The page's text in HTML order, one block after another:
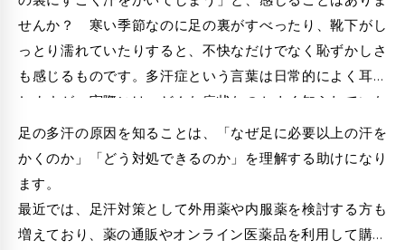
せんか？ 寒い季節なのに足の裏がすべったり、靴下がし
っとり濡れていたりすると、不快なだけでなく恥ずかしさ
も感じるものです。多汗症という言葉は日常的によく耳に
しますが、実際には、どんな症状なのかよく知られていな
いのが現状です。
足の多汗の原因を知ることは、「なぜ足に必要以上の汗を
かくのか」「どう対処できるのか」を理解する助けになり
ます。
最近では、足汗対策として外用薬や内服薬を検討する方も
増えており、 薬の通販やオンライン医薬品 を利用して購入